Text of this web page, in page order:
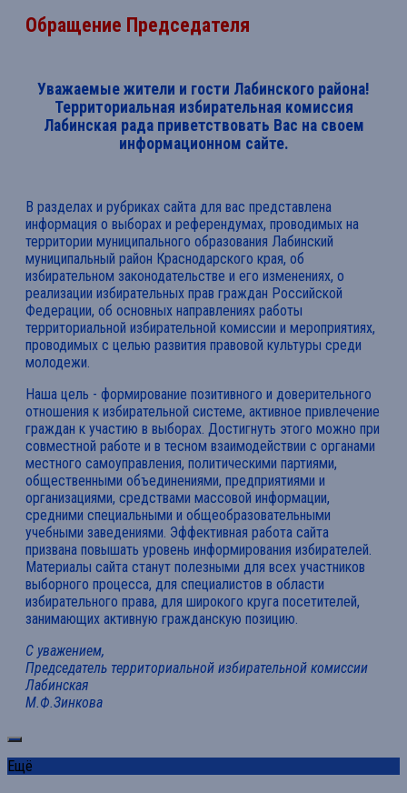
Обращение Председателя
Уважаемые жители и гости Лабинского района!
Территориальная избирательная комиссия
Лабинская рада приветствовать Вас на своем
информационном сайте.
В разделах и рубриках сайта для вас представлена
информация о выборах и референдумах, проводимых на
территории муниципального образования Лабинский
муниципальный район Краснодарского края, об
избирательном законодательстве и его изменениях, о
реализации избирательных прав граждан Российской
Федерации, об основных направлениях работы
территориальной избирательной комиссии и мероприятиях,
проводимых с целью развития правовой культуры среди
молодежи.
Наша цель - формирование позитивного и доверительного
отношения к избирательной системе, активное привлечение
граждан к участию в выборах. Достигнуть этого можно при
совместной работе и в тесном взаимодействии с органами
местного самоуправления, политическими партиями,
общественными объединениями, предприятиями и
организациями, средствами массовой информации,
средними специальными и общеобразовательными
учебными заведениями. Эффективная работа сайта
призвана повышать уровень информирования избирателей.
Материалы сайта станут полезными для всех участников
выборного процесса, для специалистов в области
избирательного права, для широкого круга посетителей,
занимающих активную гражданскую позицию.
С уважением,
Председатель территориальной избирательной комиссии
Лабинская
М.Ф.Зинкова
Ещё